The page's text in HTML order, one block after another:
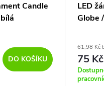
Candle
DO KOŠÍKU
LED
Globe
61,98 Kč
75 Kč